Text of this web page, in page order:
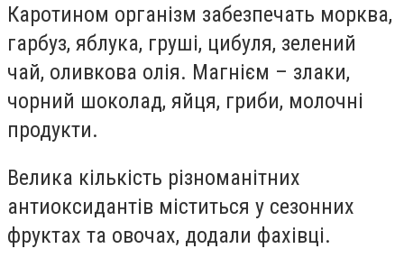
Каротином організм забезпечать морква,
гарбуз, яблука, груші, цибуля, зелений
чай, оливкова олія. Магнієм – злаки,
чорний шоколад, яйця, гриби, молочні
продукти.
Велика кількість різноманітних
антиоксидантів міститься у сезонних
фруктах та овочах, додали фахівці.